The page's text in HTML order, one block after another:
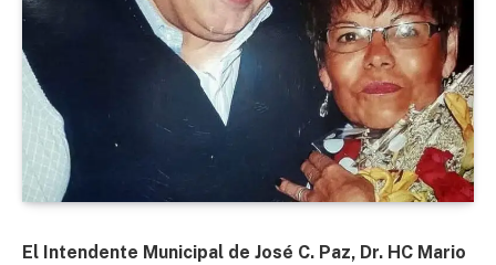
El Intendente Municipal de José C. Paz, Dr. HC Mario